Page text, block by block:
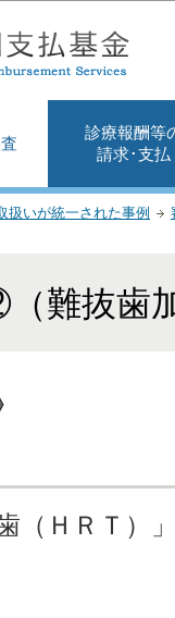
診療報酬等
請求･支払
扱いが統一された事例
難抜歯
（ＨＲＴ）